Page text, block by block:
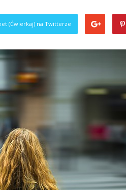
(Ćwierkaj) na Twitterze